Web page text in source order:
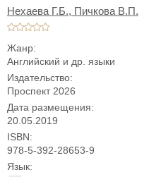
Нехаева Г.Б., Пичкова В.П.
Жанр:
Английский и др. языки
Издательство:
Проспект 2026
Дата размещения:
20.05.2019
ISBN:
978-5-392-28653-9
Язык: